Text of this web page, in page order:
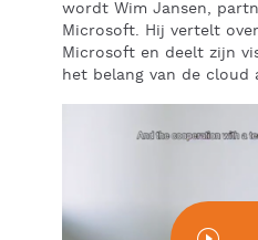
wordt Wim Jansen,
Microsoft. Hij vertelt
Microsoft en deelt zijn
het belang van de cloud